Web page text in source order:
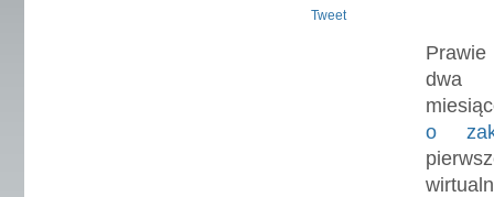
Tweet
Prawie
dwa
o